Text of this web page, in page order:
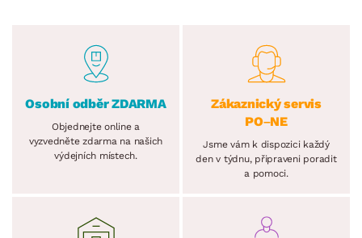
Osobní odběr ZDARMA
Objednejte online a
vyzvedněte zdarma na našich
výdejních místech.
Zákaznický servis
PO–NE
Jsme vám k dispozici každý
den v týdnu, připraveni poradit
a pomoci.